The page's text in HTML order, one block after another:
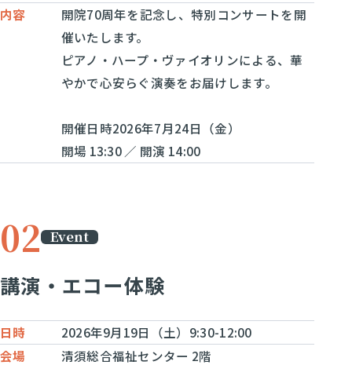
内容
開院70周年を記念し、特別コンサートを開
催いたします。
ピアノ・ハープ・ヴァイオリンによる、華
やかで心安らぐ演奏をお届けします。
開催日時2026年7月24日（金）
開場 13:30 ／ 開演 14:00
Event
講演・エコー体験
日時
2026年9月19日（土）9:30-12:00
会場
清須総合福祉センター 2階